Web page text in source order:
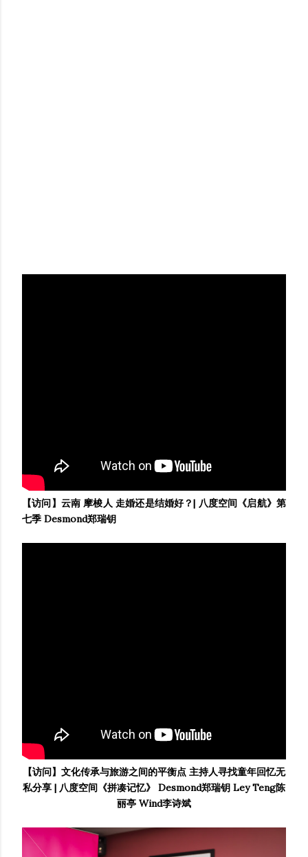
【访问】云南 摩梭人 走婚还是结婚好？| 八度空间《启航》第
七季 Desmond郑瑞钥
【访问】文化传承与旅游之间的平衡点 主持人寻找童年回忆无
私分享 | 八度空间《拼凑记忆》 Desmond郑瑞钥 Ley Teng陈
丽亭 Wind李诗斌